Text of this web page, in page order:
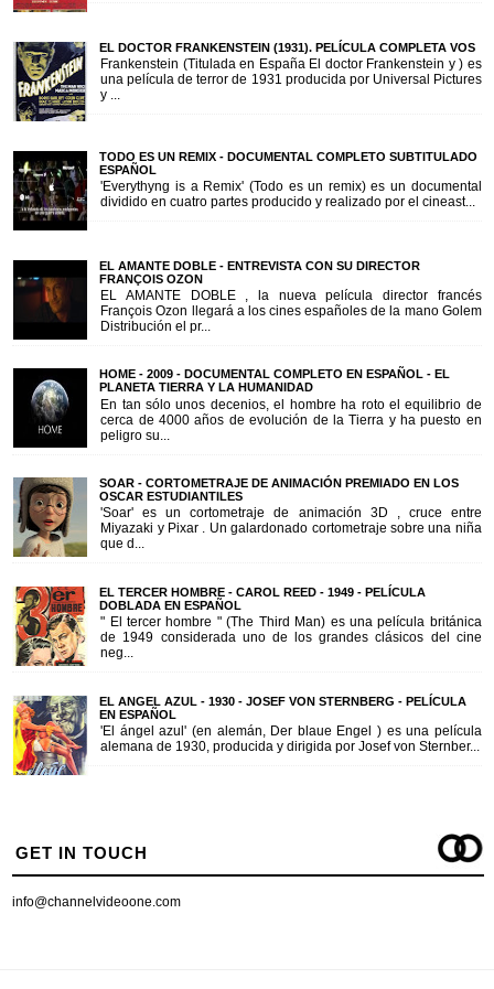
EL DOCTOR FRANKENSTEIN (1931). PELÍCULA COMPLETA VOS
Frankenstein (Titulada en España El doctor Frankenstein y ) es
una película de terror de 1931 producida por Universal Pictures
y ...
TODO ES UN REMIX - DOCUMENTAL COMPLETO SUBTITULADO
ESPAÑOL
'Everythyng is a Remix' (Todo es un remix) es un documental
dividido en cuatro partes producido y realizado por el cineast...
EL AMANTE DOBLE - ENTREVISTA CON SU DIRECTOR
FRANÇOIS OZON
EL AMANTE DOBLE , la nueva película director francés
François Ozon llegará a los cines españoles de la mano Golem
Distribución el pr...
HOME - 2009 - DOCUMENTAL COMPLETO EN ESPAÑOL - EL
PLANETA TIERRA Y LA HUMANIDAD
En tan sólo unos decenios, el hombre ha roto el equilibrio de
cerca de 4000 años de evolución de la Tierra y ha puesto en
peligro su...
SOAR - CORTOMETRAJE DE ANIMACIÓN PREMIADO EN LOS
OSCAR ESTUDIANTILES
'Soar' es un cortometraje de animación 3D , cruce entre
Miyazaki y Pixar . Un galardonado cortometraje sobre una niña
que d...
EL TERCER HOMBRE - CAROL REED - 1949 - PELÍCULA
DOBLADA EN ESPAÑOL
" El tercer hombre " (The Third Man) es una película británica
de 1949 considerada uno de los grandes clásicos del cine
neg...
EL ANGEL AZUL - 1930 - JOSEF VON STERNBERG - PELÍCULA
EN ESPAÑOL
'El ángel azul' (en alemán, Der blaue Engel ) es una película
alemana de 1930, producida y dirigida por Josef von Sternber...
GET IN TOUCH
info@channelvideoone.com